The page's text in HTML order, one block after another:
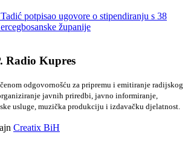
potpisao ugovore o stipendiranju s 38
županije
Radio Kupres
odgovornošću za pripremu i emitiranje radijskog
javnih priredbi, javno informiranje,
usluge, muzička produkciju i izdavačku djelatnost.
Creatix BiH